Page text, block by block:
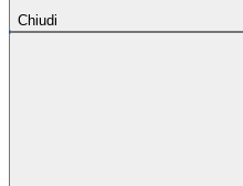
Chiudi